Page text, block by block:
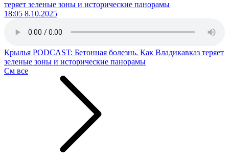
18:05 8.10.2025
Крылья PODCAST: Бетонная болезнь. Как Владикавказ теряет
зеленые зоны и исторические панорамы
См все